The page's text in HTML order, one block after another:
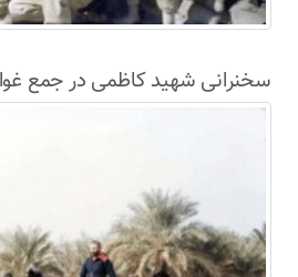
سخنرانی شهید کاظمی در جمع